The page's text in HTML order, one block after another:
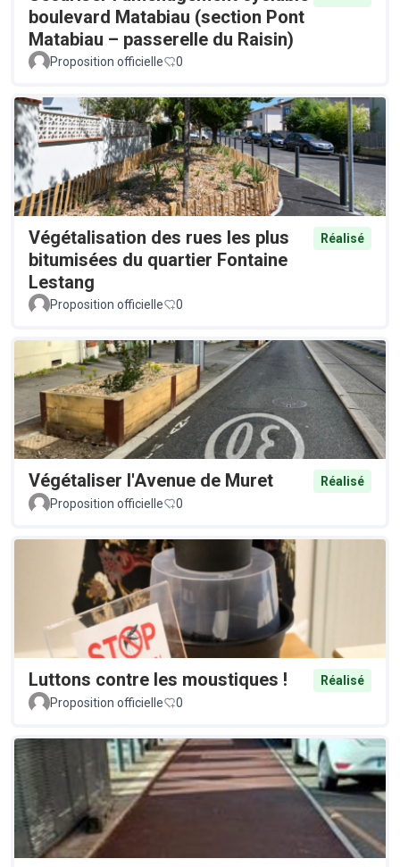
boulevard Matabiau (section Pont
Matabiau – passerelle du Raisin)
Proposition officielle 0
Végétalisation des rues les plus
bitumisées du quartier Fontaine
Lestang
Réalisé
Proposition officielle 0
Végétaliser l'Avenue de Muret
Réalisé
Proposition officielle
0
Luttons contre les moustiques !
Réalisé
Proposition officielle
0